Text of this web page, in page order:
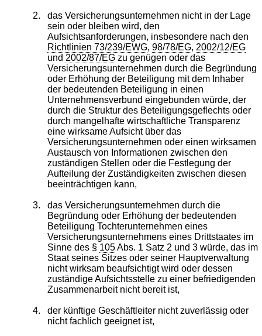
2.
das Versicherungsunternehmen nicht in der Lage
sein oder bleiben wird, den
Aufsichtsanforderungen, insbesondere nach den
Richtlinien 73/239/EWG,98/78/EG, 2002/12/EG
und 2002/87/EG zu genügen oder das
Versicherungsunternehmen durch die Begründung
oder Erhöhung der Beteiligung mit dem Inhaber
der bedeutenden Beteiligung in einen
Unternehmensverbund eingebunden würde, der
durch die Struktur des Beteiligungsgeflechts oder
durch mangelhafte wirtschaftliche Transparenz
eine wirksame Aufsicht über das
Versicherungsunternehmen oder einen wirksamen
Austausch von Informationen zwischen den
zuständigen Stellen oder die Festlegung der
Aufteilung der Zuständigkeiten zwischen diesen
beeinträchtigen kann,
3.
das Versicherungsunternehmen durch die
Begründung oder Erhöhung der bedeutenden
Beteiligung Tochterunternehmen eines
Versicherungsunternehmens eines Drittstaates im
Sinne des § 105Abs. 1 Satz 2 und 3 würde, das im
Staat seines Sitzes oder seiner Hauptverwaltung
nicht wirksam beaufsichtigt wird oder dessen
zuständige Aufsichtsstelle zu einer befriedigenden
Zusammenarbeit nicht bereit ist,
4.
der künftige Geschäftleiter nicht zuverlässig oder
nicht fachlich geeignet ist,